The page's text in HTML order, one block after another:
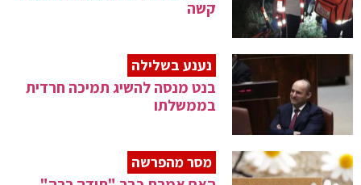
קשה
נענע בשלילה
בנט מנסה להשיג תמיכה חרדית
בממשלתו
מסר מהפרשה